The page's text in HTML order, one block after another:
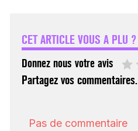
CET ARTICLE VOUS A PLU ?
Donnez nous votre avis
Partagez vos commentaires.